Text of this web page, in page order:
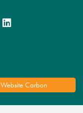
Website Carbon